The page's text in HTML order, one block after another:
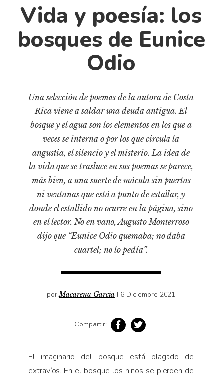
Cultura
Diccionario portátil de la literatura chilena
Documentos
Historia material de los libros
Lagunas mentales
Libros usados
Medioambiente
Narrativas visuales
Pensamiento
Pensamiento ilustrado
Personajes secundarios
Vidas paralelas
Voces y lecturas
Vida y poesía: los
bosques de Eunice
Odio
Una selección de poemas de la autora de Costa
Rica viene a saldar una deuda antigua. El
bosque y el agua son los elementos en los que a
veces se interna o por los que circula la
angustia, el silencio y el misterio. La idea de
la vida que se trasluce en sus poemas se parece,
más bien, a una suerte de mácula sin puertas
ni ventanas que está a punto de estallar, y
donde el estallido no ocurre en la página, sino
en el lector. No en vano, Augusto Monterroso
dijo que “Eunice Odio quemaba; no daba
cuartel; no lo pedía”.
porMacarena García I 6 Diciembre 2021
Compartir:
El imaginario del bosque está plagado de
extravíos. En el bosque los niños se pierden de